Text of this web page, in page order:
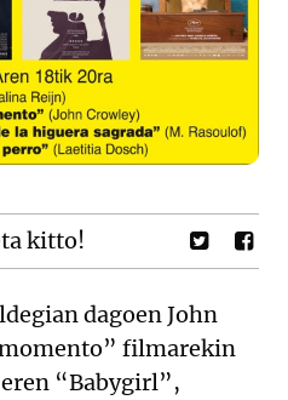
kitto!
dagoen John
filmarekin
“Babygirl”,